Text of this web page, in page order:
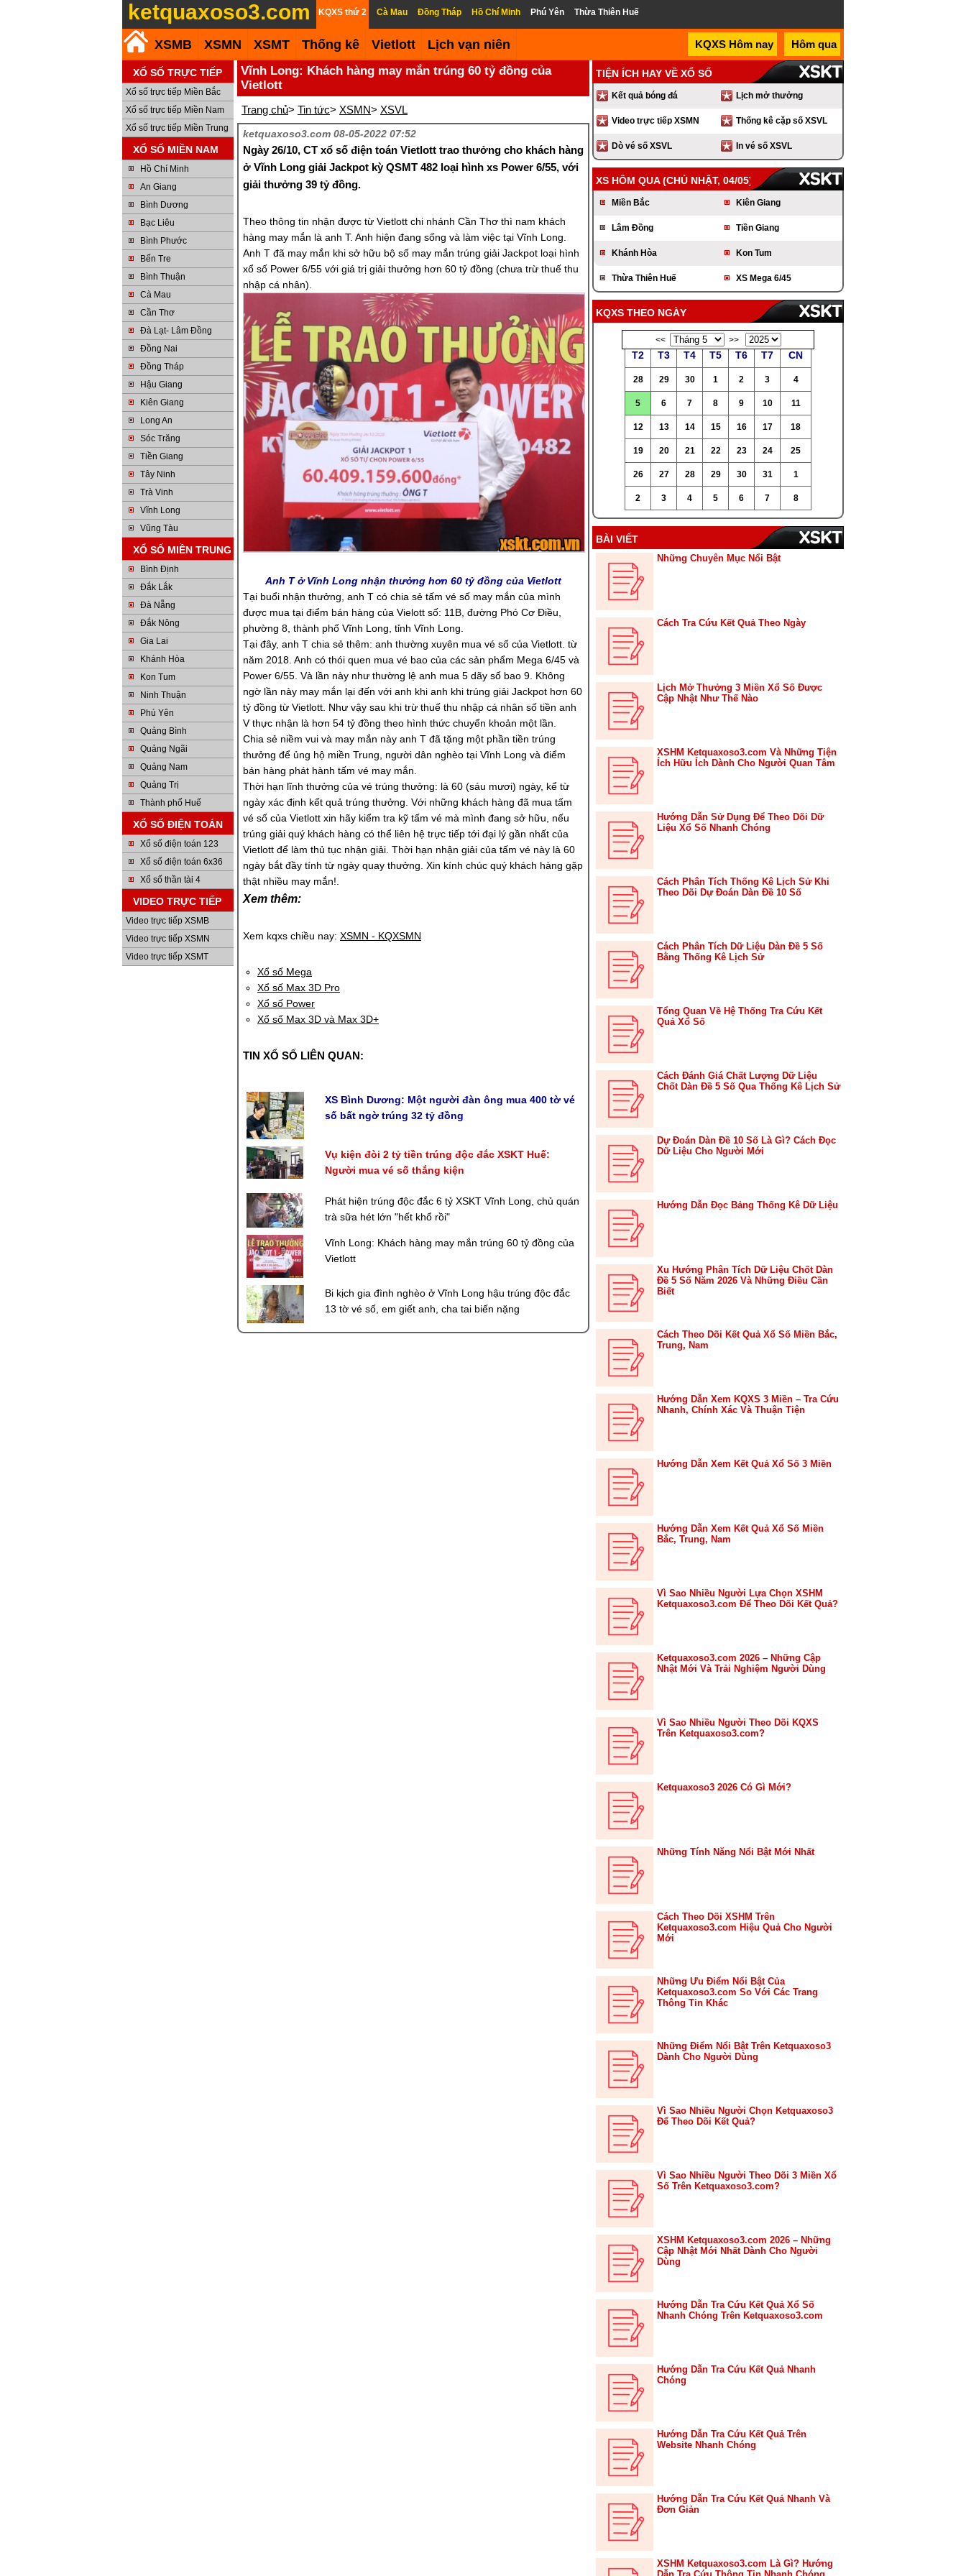
ketquaxoso3.com KQXS thứ 2 Cà Mau Đồng Tháp Hồ Chí Minh Phú Yên Thừa Thiên Huế
XSMB XSMN XSMT Thống kê Vietlott Lịch vạn niên KQXS Hôm nay Hôm qua
XỔ SỐ TRỰC TIẾP
Xổ số trực tiếp Miền Bắc
Xổ số trực tiếp Miền Nam
Xổ số trực tiếp Miền Trung
XỔ SỐ MIỀN NAM
Hồ Chí Minh
An Giang
Bình Dương
Bạc Liêu
Bình Phước
Bến Tre
Bình Thuận
Cà Mau
Cần Thơ
Đà Lạt- Lâm Đồng
Đồng Nai
Đồng Tháp
Hậu Giang
Kiên Giang
Long An
Sóc Trăng
Tiền Giang
Tây Ninh
Trà Vinh
Vĩnh Long
Vũng Tàu
XỔ SỐ MIỀN TRUNG
Bình Định
Đắk Lắk
Đà Nẵng
Đắk Nông
Gia Lai
Khánh Hòa
Kon Tum
Ninh Thuận
Phú Yên
Quảng Bình
Quảng Ngãi
Quảng Nam
Quảng Trị
Thành phố Huế
XỔ SỐ ĐIỆN TOÁN
Xổ số điện toán 123
Xổ số điện toán 6x36
Xổ số thần tài 4
VIDEO TRỰC TIẾP
Video trực tiếp XSMB
Video trực tiếp XSMN
Video trực tiếp XSMT
Vĩnh Long: Khách hàng may mắn trúng 60 tỷ đồng của
Vietlott
Trang chủ> Tin tức> XSMN> XSVL
ketquaxoso3.com 08-05-2022 07:52
Ngày 26/10, CT xổ số điện toán Vietlott trao thưởng cho khách hàng
ở Vĩnh Long giải Jackpot kỳ QSMT 482 loại hình xs Power 6/55, với
giải thưởng 39 tỷ đồng.
Theo thông tin nhận được từ Vietlott chi nhánh Cần Thơ thì nam khách
hàng may mắn là anh T. Anh hiện đang sống và làm việc tại Vĩnh Long.
Anh T đã may mắn khi sở hữu bộ số may mắn trúng giải Jackpot loại hình
xổ số Power 6/55 với giá trị giải thưởng hơn 60 tỷ đồng (chưa trừ thuế thu
nhập cá nhân).
Anh T ở Vĩnh Long nhận thưởng hơn 60 tỷ đồng của Vietlott
Tại buổi nhận thưởng, anh T có chia sẻ tấm vé số may mắn của mình
được mua tại điểm bán hàng của Vielott số: 11B, đường Phó Cơ Điều,
phường 8, thành phố Vĩnh Long, tỉnh Vĩnh Long.
Tại đây, anh T chia sẻ thêm: anh thường xuyên mua vé số của Vietlott. từ
năm 2018. Anh có thói quen mua vé bao của các sản phẩm Mega 6/45 và
Power 6/55. Và lần này như thường lệ anh mua 5 dãy số bao 9. Không
ngờ lần này may mắn lại đến với anh khi anh khi trúng giải Jackpot hơn 60
tỷ đồng từ Vietlott. Như vậy sau khi trừ thuế thu nhập cá nhân số tiền anh
V thực nhận là hơn 54 tỷ đồng theo hình thức chuyển khoản một lần.
Chia sẻ niềm vui và may mắn này anh T đã tặng một phần tiền trúng
thưởng để ủng hộ miền Trung, người dân nghèo tại Vĩnh Long và điểm
bán hàng phát hành tấm vé may mắn.
Thời hạn lĩnh thưởng của vé trúng thưởng: là 60 (sáu mươi) ngày, kể từ
ngày xác định kết quả trúng thưởng. Với những khách hàng đã mua tấm
vé số của Vietlott xin hãy kiểm tra kỹ tấm vé mà mình đang sở hữu, nếu
trúng giải quý khách hàng có thể liên hệ trực tiếp tới đại lý gần nhất của
Vietlott để làm thủ tục nhận giải. Thời hạn nhận giải của tấm vé này là 60
ngày bắt đầy tính từ ngày quay thưởng. Xin kính chúc quý khách hàng gặp
thật nhiều may mắn!.
Xem thêm:
Xem kqxs chiều nay: XSMN - KQXSMN
Xổ số Mega
Xổ số Max 3D Pro
Xổ số Power
Xổ số Max 3D và Max 3D+
TIN XỔ SỐ LIÊN QUAN:
XS Bình Dương: Một người đàn ông mua 400 tờ vé
số bất ngờ trúng 32 tỷ đồng
Vụ kiện đòi 2 tỷ tiền trúng độc đắc XSKT Huế:
Người mua vé số thắng kiện
Phát hiện trúng độc đắc 6 tỷ XSKT Vĩnh Long, chủ quán
trà sữa hét lớn "hết khổ rồi"
Vĩnh Long: Khách hàng may mắn trúng 60 tỷ đồng của
Vietlott
Bi kịch gia đình nghèo ở Vĩnh Long hậu trúng độc đắc
13 tờ vé số, em giết anh, cha tai biến nặng
TIỆN ÍCH HAY VỀ XỔ SỐ
Kết quả bóng đá Lịch mở thưởng
Video trực tiếp XSMN Thống kê cặp số XSVL
Dò vé số XSVL In vé số XSVL
XS HÔM QUA(CHỦ NHẬT, 04/05)
Miền Bắc Kiên Giang
Lâm Đồng Tiền Giang
Khánh Hòa Kon Tum
Thừa Thiên Huế XS Mega 6/45
KQXS THEO NGÀY
<< >>
T2 T3 T4 T5 T6 T7 CN
28 29 30 1 2 3 4
5 6 7 8 9 10 11
12 13 14 15 16 17 18
19 20 21 22 23 24 25
26 27 28 29 30 31 1
2 3 4 5 6 7 8
BÀI VIẾT
Những Chuyên Mục Nổi Bật
Cách Tra Cứu Kết Quả Theo Ngày
Lịch Mở Thưởng 3 Miền Xổ Số Được
Cập Nhật Như Thế Nào
XSHM Ketquaxoso3.com Và Những Tiện
Ích Hữu Ích Dành Cho Người Quan Tâm
Hướng Dẫn Sử Dụng Để Theo Dõi Dữ
Liệu Xổ Số Nhanh Chóng
Cách Phân Tích Thống Kê Lịch Sử Khi
Theo Dõi Dự Đoán Dàn Đề 10 Số
Cách Phân Tích Dữ Liệu Dàn Đề 5 Số
Bằng Thống Kê Lịch Sử
Tổng Quan Về Hệ Thống Tra Cứu Kết
Quả Xổ Số
Cách Đánh Giá Chất Lượng Dữ Liệu
Chốt Dàn Đề 5 Số Qua Thống Kê Lịch Sử
Dự Đoán Dàn Đề 10 Số Là Gì? Cách Đọc
Dữ Liệu Cho Người Mới
Hướng Dẫn Đọc Bảng Thống Kê Dữ Liệu
Xu Hướng Phân Tích Dữ Liệu Chốt Dàn
Đề 5 Số Năm 2026 Và Những Điều Cần
Biết
Cách Theo Dõi Kết Quả Xổ Số Miền Bắc,
Trung, Nam
Hướng Dẫn Xem KQXS 3 Miền – Tra Cứu
Nhanh, Chính Xác Và Thuận Tiện
Hướng Dẫn Xem Kết Quả Xổ Số 3 Miền
Hướng Dẫn Xem Kết Quả Xổ Số Miền
Bắc, Trung, Nam
Vì Sao Nhiều Người Lựa Chọn XSHM
Ketquaxoso3.com Để Theo Dõi Kết Quả?
Ketquaxoso3.com 2026 – Những Cập
Nhật Mới Và Trải Nghiệm Người Dùng
Vì Sao Nhiều Người Theo Dõi KQXS
Trên Ketquaxoso3.com?
Ketquaxoso3 2026 Có Gì Mới?
Những Tính Năng Nổi Bật Mới Nhất
Cách Theo Dõi XSHM Trên
Ketquaxoso3.com Hiệu Quả Cho Người
Mới
Những Ưu Điểm Nổi Bật Của
Ketquaxoso3.com So Với Các Trang
Thông Tin Khác
Những Điểm Nổi Bật Trên Ketquaxoso3
Dành Cho Người Dùng
Vì Sao Nhiều Người Chọn Ketquaxoso3
Để Theo Dõi Kết Quả?
Vì Sao Nhiều Người Theo Dõi 3 Miền Xổ
Số Trên Ketquaxoso3.com?
XSHM Ketquaxoso3.com 2026 – Những
Cập Nhật Mới Nhất Dành Cho Người
Dùng
Hướng Dẫn Tra Cứu Kết Quả Xổ Số
Nhanh Chóng Trên Ketquaxoso3.com
Hướng Dẫn Tra Cứu Kết Quả Nhanh
Chóng
Hướng Dẫn Tra Cứu Kết Quả Trên
Website Nhanh Chóng
Hướng Dẫn Tra Cứu Kết Quả Nhanh Và
Đơn Giản
XSHM Ketquaxoso3.com Là Gì? Hướng